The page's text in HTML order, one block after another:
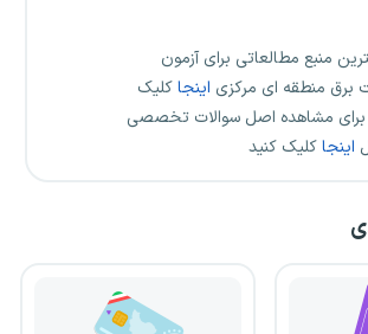
منبع مطالعاتی برای آزمون
برق منطقه ای مرکزی اینجاکلیک
برای مشاهده اصل سوالات تخصصی
اینجاکلیک کنید